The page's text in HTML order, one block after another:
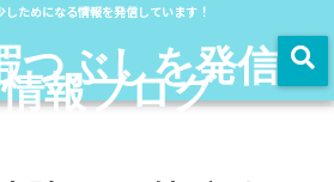
しためになる情報を発信しています！
つぶしを発信
報ブログ